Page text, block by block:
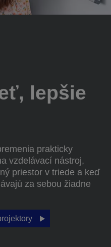
lepšie
prakticky
vzdelávací nástroj,
priestor v triede a keď
za sebou žiadne